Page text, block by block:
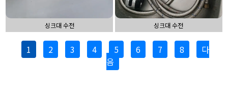
싱크대 수전 싱크대 수전
1 2 3 4 5 6 7 8
다
음